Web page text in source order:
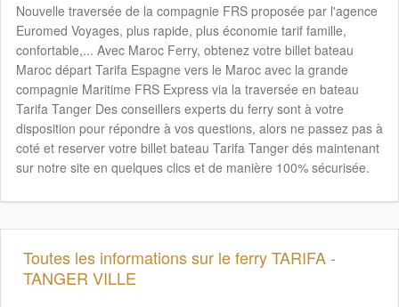
Nouvelle traversée de la compagnie FRS proposée par l'agence
Euromed Voyages, plus rapide, plus économie tarif famille,
confortable,... Avec Maroc Ferry, obtenez votre billet bateau
Maroc départ Tarifa Espagne vers le Maroc avec la grande
compagnie Maritime FRS Express via la traversée en bateau
Tarifa Tanger Des conseillers experts du ferry sont à votre
disposition pour répondre à vos questions, alors ne passez pas à
coté et reserver votre billet bateau Tarifa Tanger dés maintenant
sur notre site en quelques clics et de manière 100% sécurisée.
Toutes les informations sur le ferry TARIFA -
TANGER VILLE